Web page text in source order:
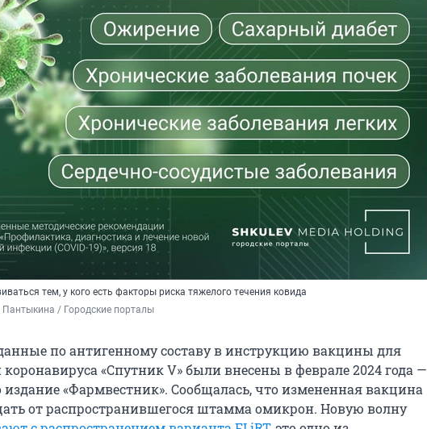
тем, у кого есть факторы риска тяжелого течения ковида
/ Городские порталы
по антигенному составу в инструкцию вакцины для
«Спутник V» были внесены в феврале 2024 года —
издание «Фармвестник». Сообщалась, что измененная вакцина
от распространившегося штамма омикрон. Новую волну